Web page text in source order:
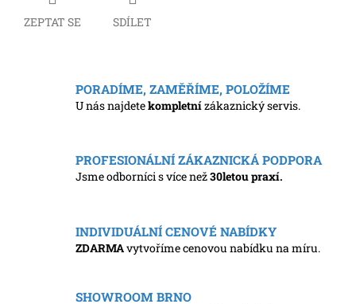
ZEPTAT SE SDÍLET
PORADÍME, ZAMĚŘÍME, POLOŽÍME
U nás najdetekompletnízákaznický servis.
PROFESIONÁLNÍ ZÁKAZNICKÁ PODPORA
Jsme odborníci s více než30letou praxí.
INDIVIDUÁLNÍ CENOVÉ NABÍDKY
ZDARMAvytvoříme cenovou nabídku na míru.
SHOWROOM BRNO